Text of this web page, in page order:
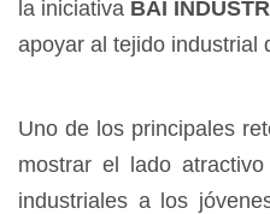
la iniciativa BAI
apoyar al tejido industrial
Uno de los principales
mostrar el lado
industriales a los